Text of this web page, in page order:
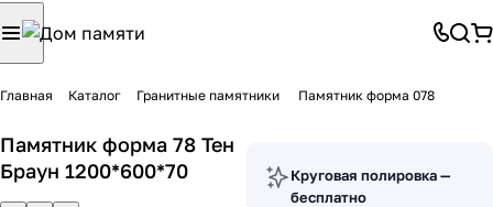
Главная Каталог Гранитные памятники Памятник форма 078
Памятник форма 78 Тен
Браун 1200*600*70
Круговая полировка —
бесплатно